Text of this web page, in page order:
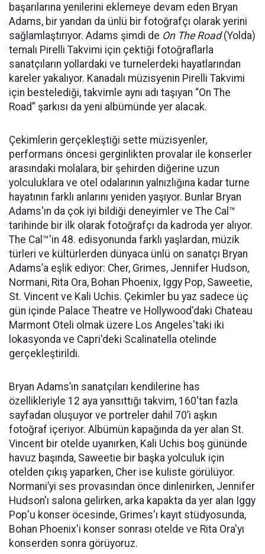
başarılarına yenilerini eklemeye devam eden Bryan
Adams, bir yandan da ünlü bir fotoğrafçı olarak yerini
sağlamlaştırıyor. Adams şimdi de On The Road(Yolda)
temalı Pirelli Takvimi için çektiği fotoğraflarla
sanatçıların yollardaki ve turnelerdeki hayatlarından
kareler yakalıyor. Kanadalı müzisyenin Pirelli Takvimi
için bestelediği, takvimle aynı adı taşıyan “On The
Road” şarkısı da yeni albümünde yer alacak.
Çekimlerin gerçekleştiği sette müzisyenler,
performans öncesi gerginlikten provalar ile konserler
arasındaki molalara, bir şehirden diğerine uzun
yolculuklara ve otel odalarının yalnızlığına kadar turne
hayatının farklı anlarını yeniden yaşıyor. Bunlar Bryan
Adams'ın da çok iyi bildiği deneyimler ve The Cal™
tarihinde bir ilk olarak fotoğrafçı da kadroda yer alıyor.
The Cal™'in 48. edisyonunda farklı yaşlardan, müzik
türleri ve kültürlerden dünyaca ünlü on sanatçı Bryan
Adams’a eşlik ediyor: Cher, Grimes, Jennifer Hudson,
Normani, Rita Ora, Bohan Phoenix, Iggy Pop, Saweetie,
St. Vincent ve Kali Uchis. Çekimler bu yaz sadece üç
gün içinde Palace Theatre ve Hollywood'daki Chateau
Marmont Oteli olmak üzere Los Angeles'taki iki
lokasyonda ve Capri'deki Scalinatella otelinde
gerçekleştirildi.
Bryan Adams’ın sanatçıları kendilerine has
özellikleriyle 12 aya yansıttığı takvim, 160'tan fazla
sayfadan oluşuyor ve portreler dahil 70’i aşkın
fotoğraf içeriyor. Albümün kapağında da yer alan St.
Vincent bir otelde uyanırken, Kali Uchis boş gününde
havuz başında, Saweetie bir başka yolculuk için
otelden çıkış yaparken, Cher ise kuliste görülüyor.
Normani’yi ses provasından önce dinlenirken, Jennifer
Hudson'ı salona gelirken, arka kapakta da yer alan Iggy
Pop'u konser öcesinde, Grimes'ı kayıt stüdyosunda,
Bohan Phoenix'i konser sonrası otelde ve Rita Ora'yı
konserden sonra görüyoruz.